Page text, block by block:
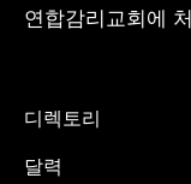
연합감리교회에
디렉토리
달력